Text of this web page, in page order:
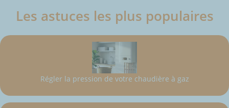
Les astuces les plus populaires
Régler la pression de votre chaudière à gaz